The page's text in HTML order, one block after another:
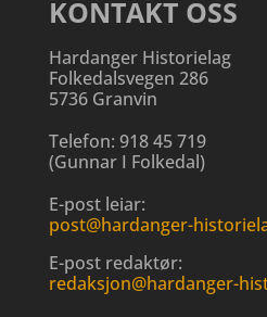
KONTAKT OSS
Hardanger Historielag
Folkedalsvegen 286
5736 Granvin
Telefon: 918 45 719
(Gunnar I Folkedal)
E-post leiar:
post@hardanger-
E-post redaktør:
redaksjon@hardanger-